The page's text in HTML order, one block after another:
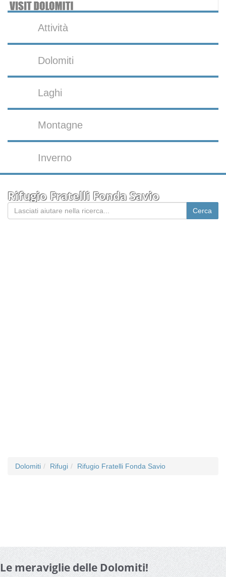
Attività
Dolomiti
Laghi
Montagne
Inverno
Rifugio Fratelli Fonda Savio
Dolomiti Rifugi Rifugio Fratelli Fonda Savio
Le meraviglie delle Dolomiti!